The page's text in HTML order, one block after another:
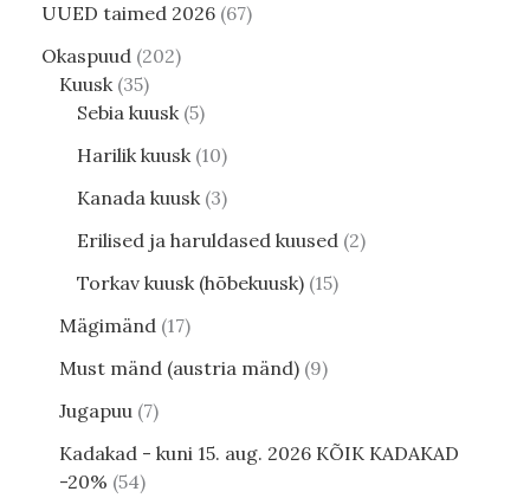
UUED taimed 2026 67
Okaspuud 202
Kuusk 35
Sebia kuusk 5
Harilik kuusk 10
Kanada kuusk 3
Erilised ja haruldased kuused 2
Torkav kuusk (hõbekuusk) 15
Mägimänd 17
Must mänd (austria mänd) 9
Jugapuu 7
Kadakad - kuni 15. aug. 2026 KÕIK KADAKAD
-20% 54